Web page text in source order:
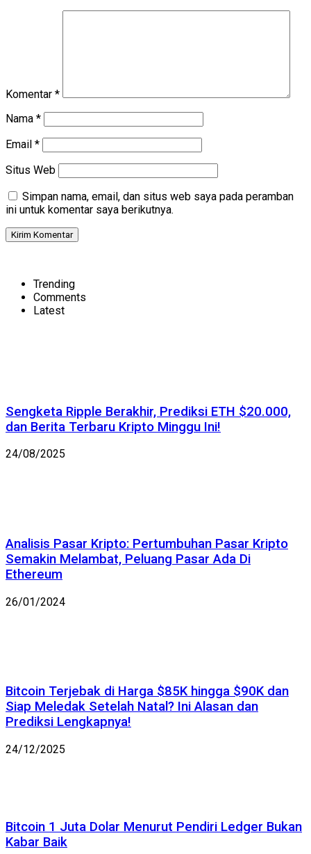
Komentar *
Nama *
Email *
Situs Web
Simpan nama, email, dan situs web saya pada peramban
ini untuk komentar saya berikutnya.
Trending
Comments
Latest
Sengketa Ripple Berakhir, Prediksi ETH $20.000,
dan Berita Terbaru Kripto Minggu Ini!
24/08/2025
Analisis Pasar Kripto: Pertumbuhan Pasar Kripto
Semakin Melambat, Peluang Pasar Ada Di
Ethereum
26/01/2024
Bitcoin Terjebak di Harga $85K hingga $90K dan
Siap Meledak Setelah Natal? Ini Alasan dan
Prediksi Lengkapnya!
24/12/2025
Bitcoin 1 Juta Dolar Menurut Pendiri Ledger Bukan
Kabar Baik